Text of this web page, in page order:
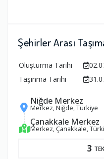
Şehirler Arası
Oluşturma Tarihi
Taşınma Tarihi
Niğde Merkez
Merkez, Niğde, Türkiye
Çanakkale Merkez
Merkez, Çanakkale,
3